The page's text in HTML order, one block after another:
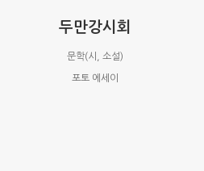
두만강시회
문학(시, 소설)
포토 에세이